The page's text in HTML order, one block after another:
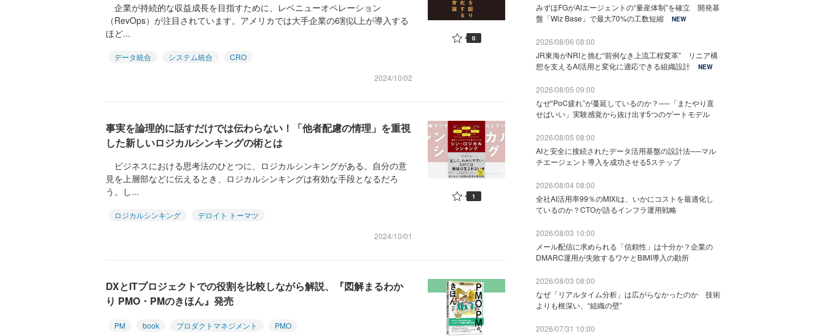
企業が持続的な収益成長を目指すために、レベニューオペレーション
（RevOps）が注目されています。アメリカでは大手企業の6割以上が導入する
ほど...
データ統合 システム統合
CRO
2024/10/02
0
事実を論理的に話すだけでは伝わらない！「他者配慮の情理」を重視
した新しいロジカルシンキングの術とは
ビジネスにおける思考法のひとつに、ロジカルシンキングがある。自分の意
見を上層部などに伝えるとき、ロジカルシンキングは有効な手段となるだろ
う。し...
ロジカルシンキング
デロイト トーマツ
2024/10/01
1
DXとITプロジェクトでの役割を比較しながら解説、『図解まるわか
り PMO・PMのきほん』発売
PM book プロダクトマネジメント
PMO
みずほFGがAIエージェントの“量産体制”を確立 開発基
盤「Wiz Base」で最大70%の工数短縮
NEW
2026/08/06 08:00
JR東海がNRIと挑む“前例なき上流工程変革” リニア構
想を支えるAI活用と変化に適応できる組織設計
NEW
2026/08/05 09:00
なぜ“PoC疲れ”が蔓延しているのか？──「またやり直
せばいい」実験感覚から抜け出す5つのゲートモデル
2026/08/05 08:00
AIと安全に接続されたデータ活用基盤の設計法──マル
チエージェント導入を成功させる5ステップ
2026/08/04 08:00
全社AI活用率99％のMIXIは、いかにコストを最適化し
ているのか？CTOが語るインフラ運用戦略
2026/08/03 10:00
メール配信に求められる「信頼性」は十分か？企業の
DMARC運用が失敗するワケとBIMI導入の勘所
2026/08/03 08:00
なぜ「リアルタイム分析」は広がらなかったのか 技術
よりも根深い、“組織の壁”
2026/07/31 10:00